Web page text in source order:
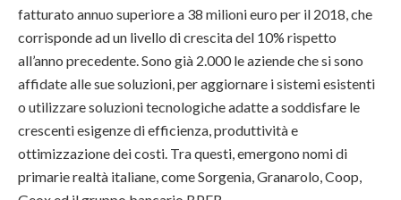
fatturato annuo superiore a 38 milioni euro per il 2018, che
corrisponde ad un livello di crescita del 10% rispetto
all’anno precedente. Sono già 2.000 le aziende che si sono
affidate alle sue soluzioni, per aggiornare i sistemi esistenti
o utilizzare soluzioni tecnologiche adatte a soddisfare le
crescenti esigenze di efficienza, produttività e
ottimizzazione dei costi. Tra questi, emergono nomi di
primarie realtà italiane, come Sorgenia, Granarolo, Coop,